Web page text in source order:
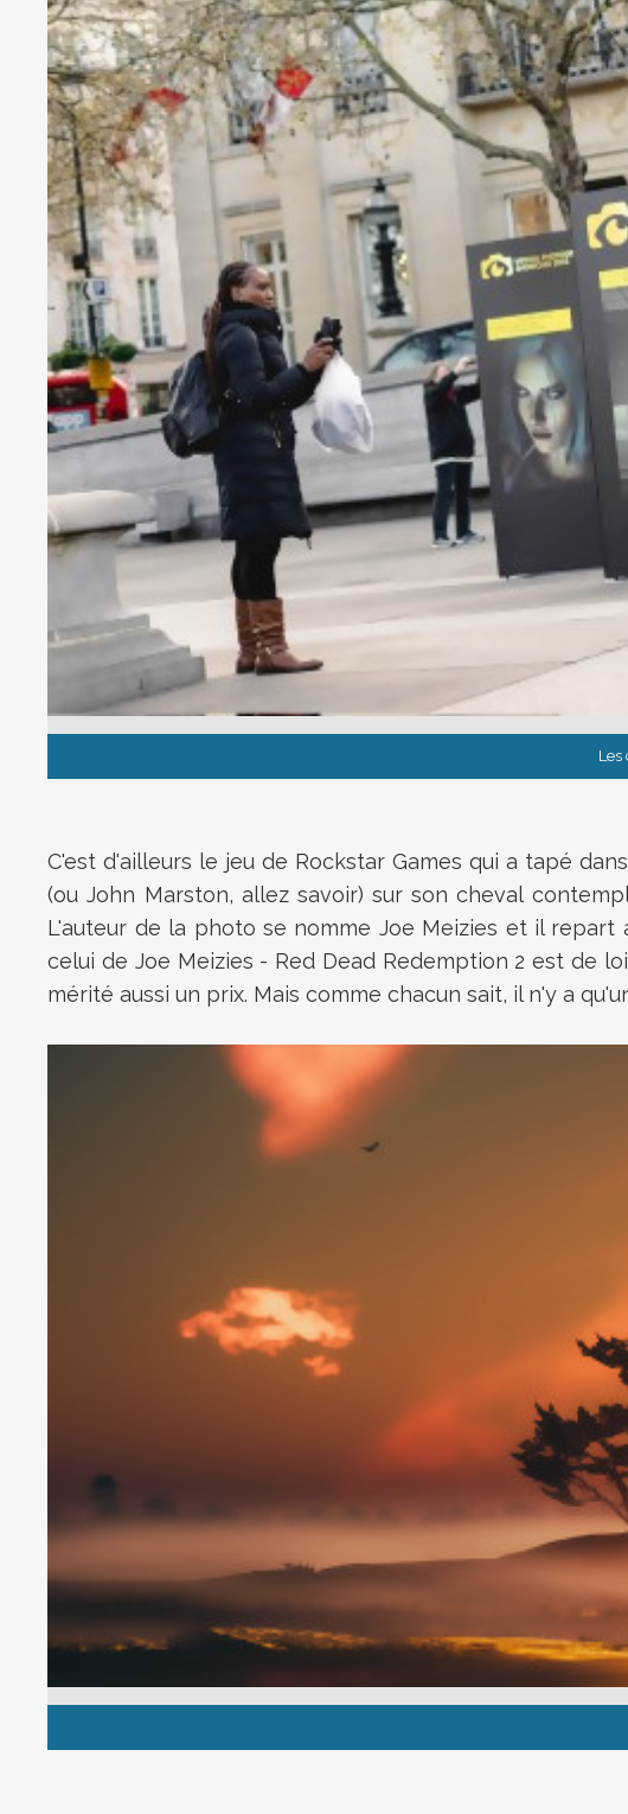
Les
C'est d'ailleurs le jeu de Rockstar Games qui a tapé
(ou John Marston, allez savoir) sur son cheval
L'auteur de la photo se nomme Joe Meizies et il
celui de Joe Meizies - Red Dead Redemption 2 est de
mérité aussi un prix. Mais comme chacun sait, il n'y a